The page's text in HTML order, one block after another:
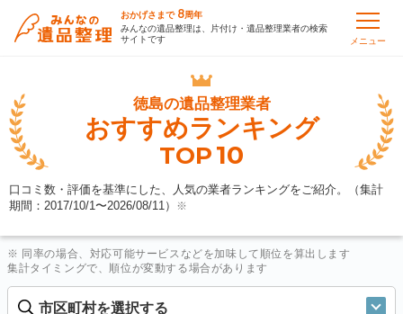
おかげさまで 8周年
みんなの遺品整理は、片付け・遺品整理業者の検索
サイトです
メニュー
徳島の遺品整理業者
おすすめランキング
TOP10
口コミ数・評価を基準にした、人気の業者ランキングをご紹介。（集計
期間：2017/10/1〜2026/08/11） ※
※ 同率の場合、対応可能サービスなどを加味して順位を算出します
集計タイミングで、順位が変動する場合があります
市区町村を選択する